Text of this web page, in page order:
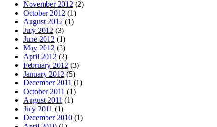
November 2012 (2)
October 2012 (1)
August 2012 (1)
July 2012 (3)
June 2012 (1)
May 2012 (3)
April 2012 (2)
February 2012 (3)
January 2012 (5)
December 2011 (1)
October 2011 (1)
August 2011 (1)
July 2011 (1)
December 2010 (1)